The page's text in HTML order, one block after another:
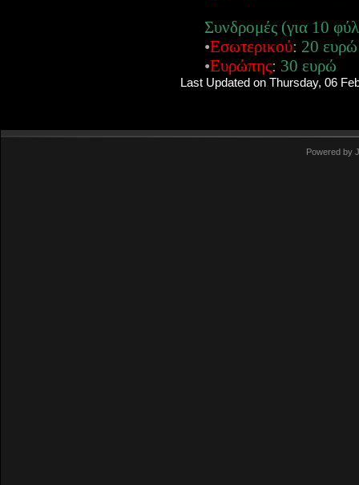
Συνδρομές (για 10
•Εσωτερικού: 20 ευρώ
•Ευρώπης: 30 ευρώ
Last Updated on Thursday, 06
Powered by